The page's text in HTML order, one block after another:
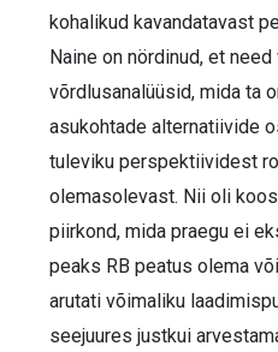
kohalikud kavandatavast
Naine on nördinud, et
võrdlusanalüüsid, mida ta
asukohtade alternatiivide
tuleviku perspektiividest
olemasolevast. Nii oli
piirkond, mida praegu ei
peaks RB peatus olema
arutati võimaliku
seejuures justkui